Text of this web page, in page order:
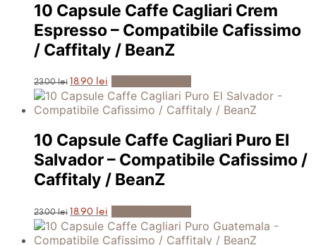
10 Capsule Caffe Cagliari Crem
Espresso – Compatibile Cafissimo
/ Caffitaly / BeanZ
23.00lei Prețul
inițial
a
fost:
18.90 lei Prețul
curent
este:
18.90 lei.
10 Capsule Caffe Cagliari Puro El
Salvador – Compatibile Cafissimo /
Caffitaly / BeanZ
23.00lei Prețul
inițial
a
fost:
18.90 lei Prețul
curent
este:
18.90 lei.